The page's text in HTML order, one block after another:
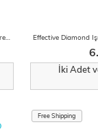
Effective Diamond Sentetik Sentetik Safir Markiz Serenatı Gümüş Bileklik Effective Diamond
İki Adet
Free Shipping